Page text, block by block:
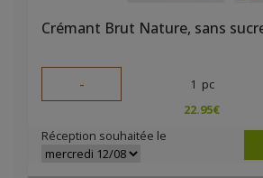
- 1 pc
22.95€
Réception souhaitée le